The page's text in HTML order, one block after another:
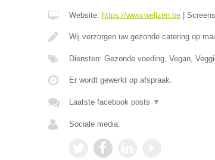
Website: https://www.wellzen.be|
Wij verzorgen uw gezonde catering op
Diensten: Gezonde voeding, Vegan,
Er wordt gewerkt op afspraak.
Laatste facebook posts ▼
Sociale media: